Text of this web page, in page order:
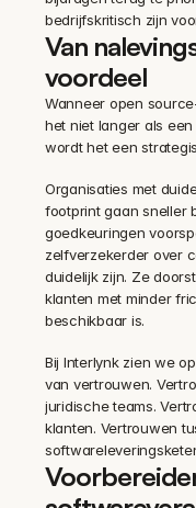
bedrijfskritisch zijn
Van
voordeel
Wanneer open
het niet langer als
wordt het een
Organisaties met
footprint gaan sneller
goedkeuringen
zelfverzekerder over
duidelijk zijn. Ze
klanten met minder
beschikbaar is.
Bij Interlynk zien we
van vertrouwen.
juridische teams.
klanten. Vertrouwen